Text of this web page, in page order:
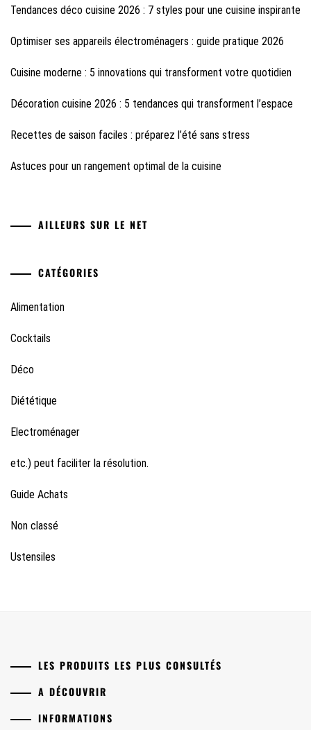
Tendances déco cuisine 2026 : 7 styles pour une cuisine inspirante
Optimiser ses appareils électroménagers : guide pratique 2026
Cuisine moderne : 5 innovations qui transforment votre quotidien
Décoration cuisine 2026 : 5 tendances qui transforment l’espace
Recettes de saison faciles : préparez l’été sans stress
Astuces pour un rangement optimal de la cuisine
AILLEURS SUR LE NET
CATÉGORIES
Alimentation
Cocktails
Déco
Diététique
Electroménager
etc.) peut faciliter la résolution.
Guide Achats
Non classé
Ustensiles
LES PRODUITS LES PLUS CONSULTÉS
A DÉCOUVRIR
INFORMATIONS